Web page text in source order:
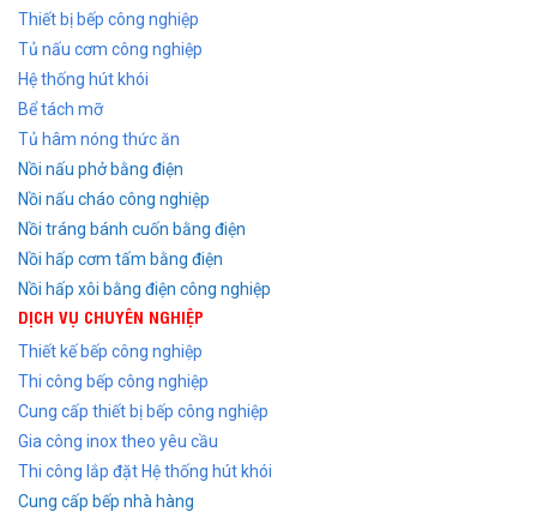
Thiết bị bếp công nghiệp
Tủ nấu cơm công nghiệp
Hệ thống hút khói
Bể tách mỡ
Tủ hâm nóng thức ăn
Nồi nấu phở bằng điện
Nồi nấu cháo công nghiệp
Nồi tráng bánh cuốn bằng điện
Nồi hấp cơm tấm bằng điện
Nồi hấp xôi bằng điện công nghiệp
DỊCH VỤ CHUYÊN NGHIỆP
Thiết kế bếp công nghiệp
Thi công bếp công nghiệp
Cung cấp thiết bị bếp công nghiệp
Gia công inox theo yêu cầu
Thi công lắp đặt Hệ thống hút khói
Cung cấp bếp nhà hàng